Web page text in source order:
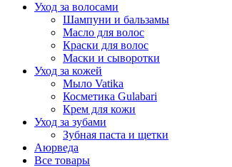
Уход за волосами
Шампуни и бальзамы
Масло для волос
Краски для волос
Маски и сыворотки
Уход за кожей
Мыло Vatika
Косметика Gulabari
Крем для кожи
Уход за зубами
Зубная паста и щетки
Аюрведа
Все товары